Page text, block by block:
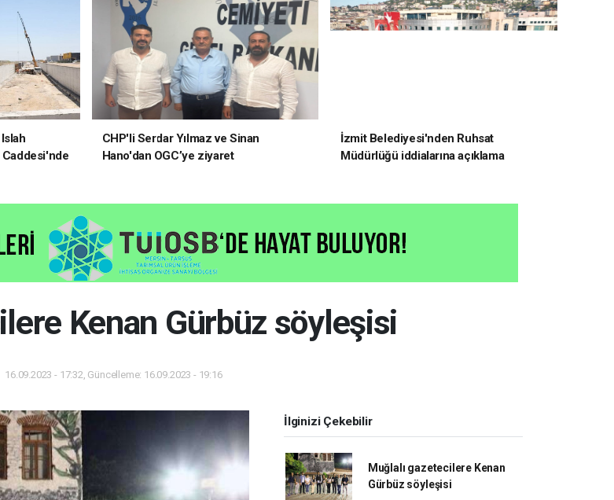
Caddesi'nde
CHP'li Serdar Yılmaz ve Sinan
Hano'dan OGC’ye ziyaret
İzmit Belediyesi'nden Ruhsat
Müdürlüğü iddialarına açıklama
Kenan Gürbüz söyleşisi
16.09.2023 - 17:32, Güncelleme: 16.09.2023 - 19:16
İlginizi Çekebilir
Muğlalı gazetecilere Kenan
Gürbüz söyleşisi